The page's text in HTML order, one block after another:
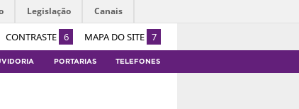
CONTRASTE 6 MAPA DO SITE 7
Legislação Canais
PORTARIAS TELEFONES